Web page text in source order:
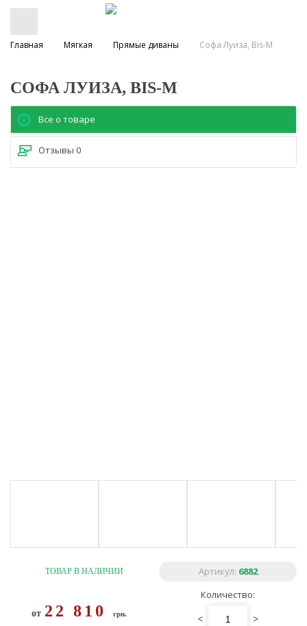
Главная Мягкая Прямые диваны Софа Луиза, Bis-M
СОФА ЛУИЗА, BIS-M
Все о товаре
Отзывы 0
ТОВАР В НАЛИЧИИ Артикул: 6882
от 22 810 грн.
Количество:
< >